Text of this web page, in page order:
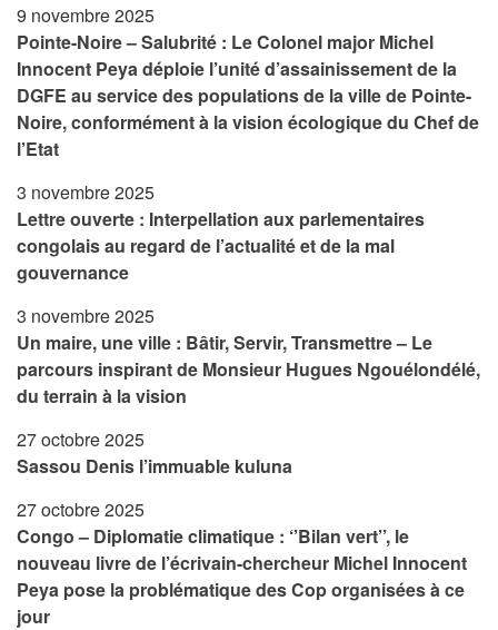
9 novembre 2025
Pointe-Noire – Salubrité : Le Colonel major Michel
Innocent Peya déploie l’unité d’assainissement de la
DGFE au service des populations de la ville de Pointe-
Noire, conformément à la vision écologique du Chef de
l’Etat
3 novembre 2025
Lettre ouverte : Interpellation aux parlementaires
congolais au regard de l’actualité et de la mal
gouvernance
3 novembre 2025
Un maire, une ville : Bâtir, Servir, Transmettre – Le
parcours inspirant de Monsieur Hugues Ngouélondélé,
du terrain à la vision
27 octobre 2025
Sassou Denis l’immuable kuluna
27 octobre 2025
Congo – Diplomatie climatique : ‘’Bilan vert’’, le
nouveau livre de l’écrivain-chercheur Michel Innocent
Peya pose la problématique des Cop organisées à ce
jour